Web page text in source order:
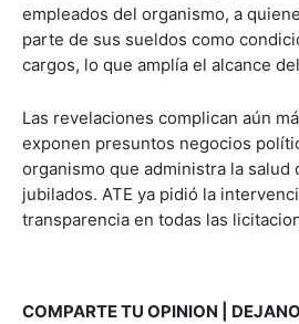
empleados del organismo, a
parte de sus sueldos como
cargos, lo que amplía el alcance
Las revelaciones complican aún
exponen presuntos negocios
organismo que administra la salud
jubilados. ATE ya pidió la
transparencia en todas las
COMPARTE TU OPINION |